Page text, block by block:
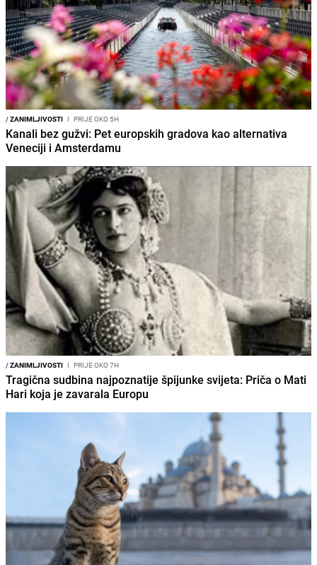
/ZANIMLJIVOSTI I PRIJE OKO 5H
Kanali bez gužvi: Pet europskih gradova kao alternativa
Veneciji i Amsterdamu
/ZANIMLJIVOSTI I PRIJE OKO 7H
Tragična sudbina najpoznatije špijunke svijeta: Priča o Mati
Hari koja je zavarala Europu